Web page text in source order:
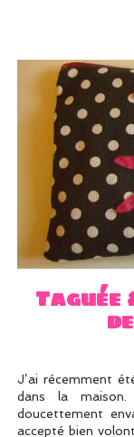
Taguée
J’ai récemment
dans la
doucettement
accepté bien